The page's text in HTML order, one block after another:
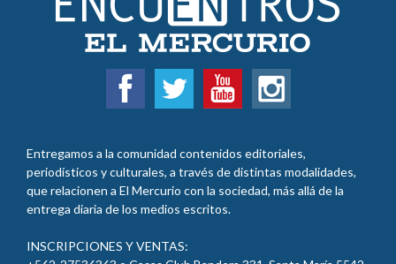
Entregamos a la comunidad contenidos editoriales,
periodísticos y culturales, a través de distintas modalidades,
que relacionen a El Mercurio con la sociedad, más allá de la
entrega diaria de los medios escritos.
INSCRIPCIONES Y VENTAS: